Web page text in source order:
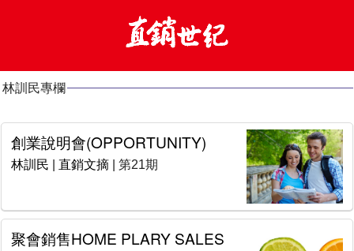
林訓民專欄
創業說明會(OPPORTUNITY)
林訓民 直銷文摘 | 第21期
聚會銷售HOME PLARY SALES